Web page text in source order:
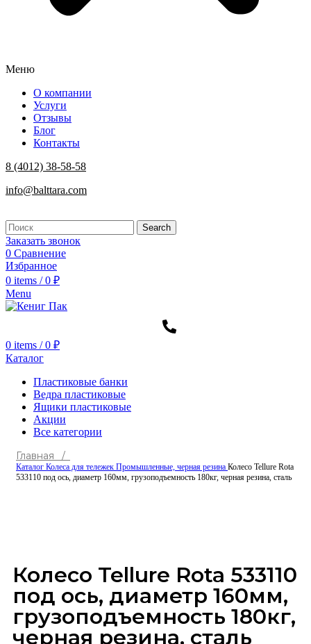
Меню
О компании
Услуги
Отзывы
Блог
Контакты
8 (4012) 38-58-58
info@balttara.com
Search
Заказать звонок
0 Сравнение
Избранное
0 items / 0 ₽
Menu
0 items / 0 ₽
Каталог
Пластиковые банки
Ведра пластиковые
Ящики пластиковые
Акции
Все категории
Главная /
Каталог Колеса для тележек Промышленные, черная резина Колесо Tellure Rota
533110 под ось, диаметр 160мм, грузоподъемность 180кг, черная резина, сталь
Колесо Tellure Rota 533110
под ось, диаметр 160мм,
грузоподъемность 180кг,
черная резина, сталь